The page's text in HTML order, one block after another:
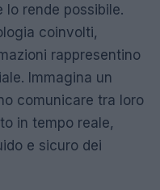
rende possibile.
coinvolti,
rappresentino
Immagina un
comunicare tra loro
in tempo reale,
e sicuro dei